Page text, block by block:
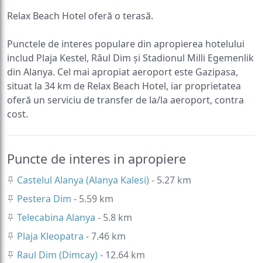
Relax Beach Hotel oferă o terasă.
Punctele de interes populare din apropierea hotelului
includ Plaja Kestel, Râul Dim și Stadionul Milli Egemenlik
din Alanya. Cel mai apropiat aeroport este Gazipasa,
situat la 34 km de Relax Beach Hotel, iar proprietatea
oferă un serviciu de transfer de la/la aeroport, contra
cost.
Puncte de interes in apropiere
Castelul Alanya (Alanya Kalesi)- 5.27 km
Pestera Dim - 5.59 km
Telecabina Alanya - 5.8 km
Plaja Kleopatra - 7.46 km
Raul Dim (Dimcay)- 12.64 km